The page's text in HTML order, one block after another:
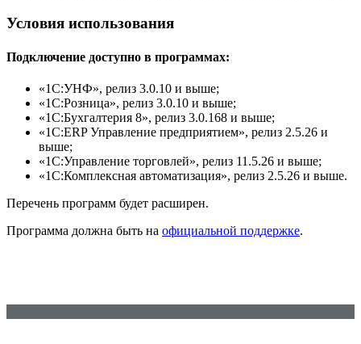
Условия использования
Подключение доступно в программах:
«1С:УНФ», релиз 3.0.10 и выше;
«1С:Розница», релиз 3.0.10 и выше;
«1C:Бухгалтерия 8», релиз 3.0.168 и выше;
«1С:ERP Управление предприятием», релиз 2.5.26 и
выше;
«1C:Управление торговлей», релиз 11.5.26 и выше;
«1С:Комплексная автоматизация», релиз 2.5.26 и выше.
Перечень программ будет расширен.
Программа должна быть на официальной поддержке.